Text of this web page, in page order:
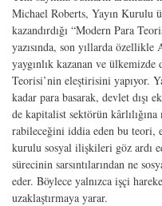
Michael Roberts, Yayın Kurulu
kazandırdığı “Modern Para
yazısında, son yıllarda
yaygınlık kazanan ve
Teorisi’nin eleştirisini yapıyor.
kadar para basarak, devlet
de kapitalist sektörün
rabileceğini iddia eden bu teori,
kurulu sosyal ilişkileri göz ardı
sürecinin sarsın­tılarından ne
eder. Böylece yalnızca işçi
uzaklaştırmaya yarar.